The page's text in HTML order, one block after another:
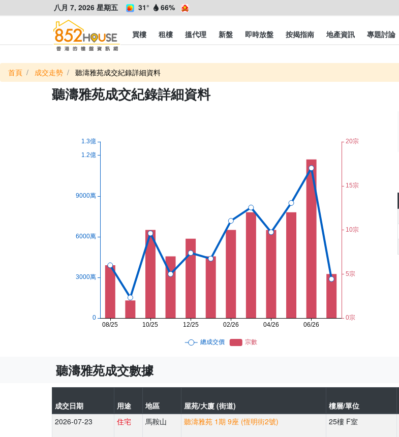
八月 7, 2026 星期五 31° 66%
買樓 租樓 搵代理 新盤 即時放盤 按揭指南 地產資訊 專題討論
首頁 成交走勢 聽濤雅苑成交紀錄詳細資料
聽濤雅苑成交紀錄詳細資料
聽濤雅苑成交數據
成交日期 用途 地區 屋苑/大廈 (街道) 樓層/單位
2026-07-23
住宅 馬鞍山 聽濤雅苑 1期 9座 (恆明街2號) 25樓 F室